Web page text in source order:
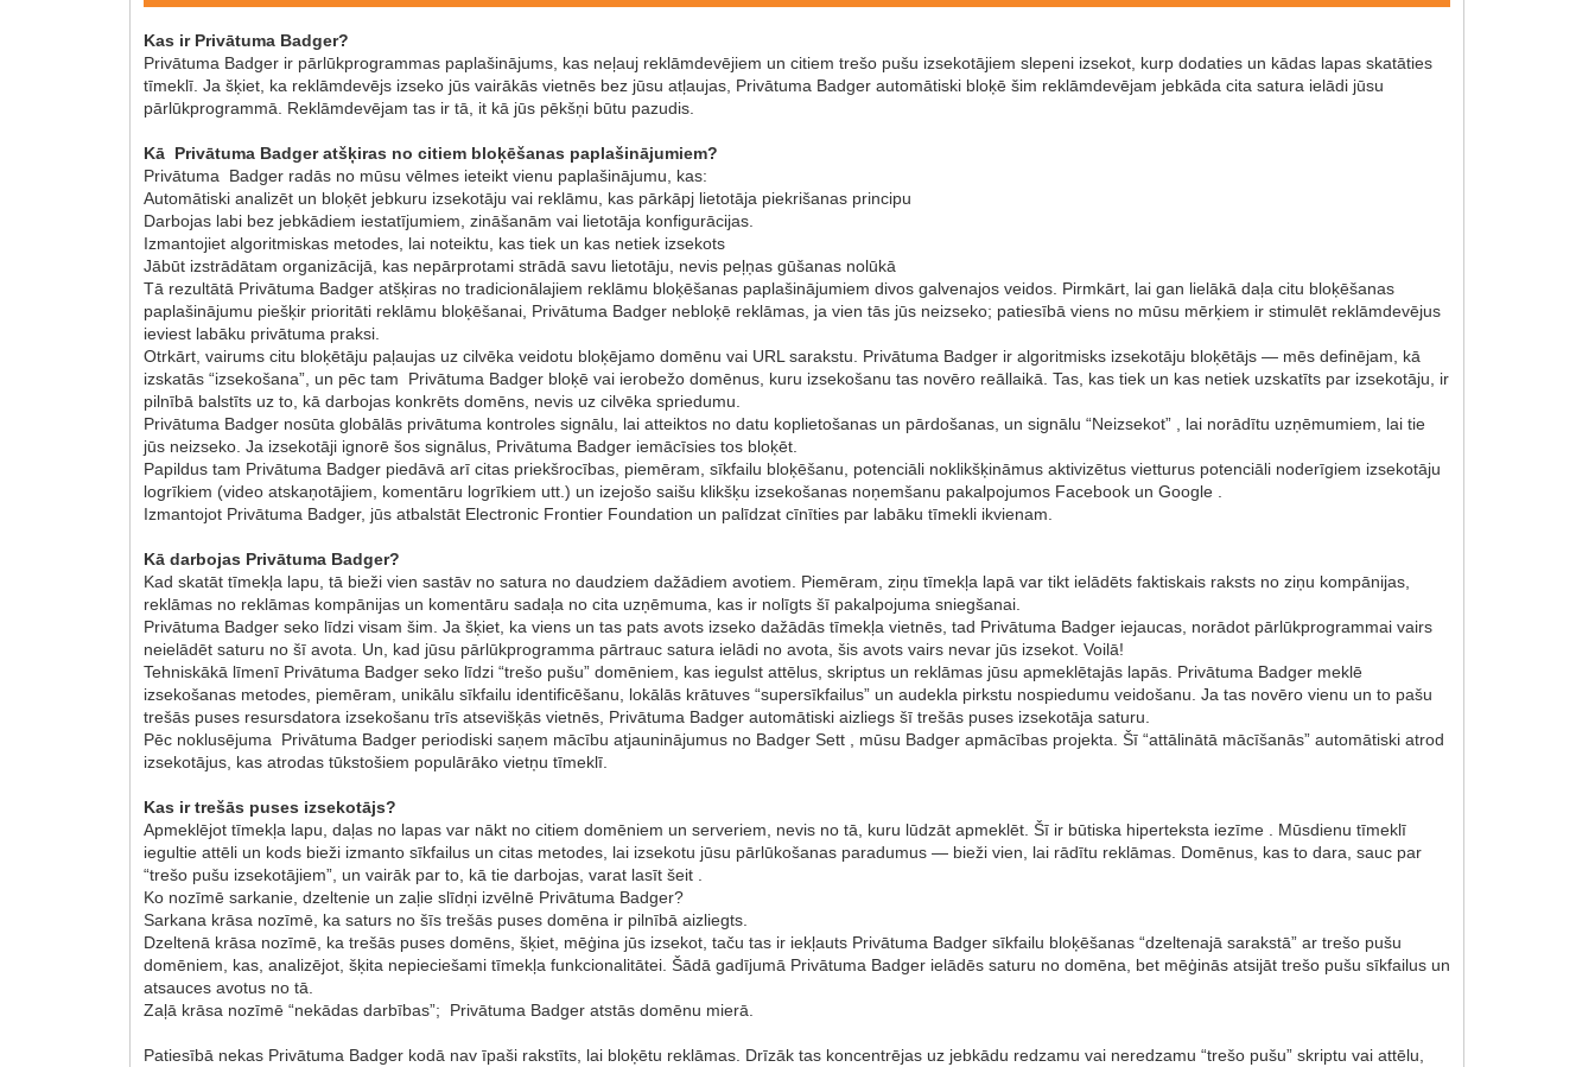
Kas ir Privātuma Badger?
Privātuma Badger ir pārlūkprogrammas paplašinājums, kas neļauj reklāmdevējiem un citiem trešo pušu izsekotājiem slepeni izsekot, kurp dodaties un kādas lapas skatāties
tīmeklī. Ja šķiet, ka reklāmdevējs izseko jūs vairākās vietnēs bez jūsu atļaujas, Privātuma Badger automātiski bloķē šim reklāmdevējam jebkāda cita satura ielādi jūsu
pārlūkprogrammā. Reklāmdevējam tas ir tā, it kā jūs pēkšņi būtu pazudis.
Kā Privātuma Badger atšķiras no citiem bloķēšanas paplašinājumiem?
Privātuma Badger radās no mūsu vēlmes ieteikt vienu paplašinājumu, kas:
Automātiski analizēt un bloķēt jebkuru izsekotāju vai reklāmu, kas pārkāpj lietotāja piekrišanas principu
Darbojas labi bez jebkādiem iestatījumiem, zināšanām vai lietotāja konfigurācijas.
Izmantojiet algoritmiskas metodes, lai noteiktu, kas tiek un kas netiek izsekots
Jābūt izstrādātam organizācijā, kas nepārprotami strādā savu lietotāju, nevis peļņas gūšanas nolūkā
Tā rezultātā Privātuma Badger atšķiras no tradicionālajiem reklāmu bloķēšanas paplašinājumiem divos galvenajos veidos. Pirmkārt, lai gan lielākā daļa citu bloķēšanas
paplašinājumu piešķir prioritāti reklāmu bloķēšanai, Privātuma Badger nebloķē reklāmas, ja vien tās jūs neizseko; patiesībā viens no mūsu mērķiem ir stimulēt reklāmdevējus
ieviest labāku privātuma praksi.
Otrkārt, vairums citu bloķētāju paļaujas uz cilvēka veidotu bloķējamo domēnu vai URL sarakstu. Privātuma Badger ir algoritmisks izsekotāju bloķētājs — mēs definējam, kā
izskatās “izsekošana”, un pēc tam Privātuma Badger bloķē vai ierobežo domēnus, kuru izsekošanu tas novēro reāllaikā. Tas, kas tiek un kas netiek uzskatīts par izsekotāju, ir
pilnībā balstīts uz to, kā darbojas konkrēts domēns, nevis uz cilvēka spriedumu.
Privātuma Badger nosūta globālās privātuma kontroles signālu, lai atteiktos no datu koplietošanas un pārdošanas, un signālu “Neizsekot” , lai norādītu uzņēmumiem, lai tie
jūs neizseko. Ja izsekotāji ignorē šos signālus, Privātuma Badger iemācīsies tos bloķēt.
Papildus tam Privātuma Badger piedāvā arī citas priekšrocības, piemēram, sīkfailu bloķēšanu, potenciāli noklikšķināmus aktivizētus vietturus potenciāli noderīgiem izsekotāju
logrīkiem (video atskaņotājiem, komentāru logrīkiem utt.) un izejošo saišu klikšķu izsekošanas noņemšanu pakalpojumos Facebook un Google .
Izmantojot Privātuma Badger, jūs atbalstāt Electronic Frontier Foundation un palīdzat cīnīties par labāku tīmekli ikvienam.
Kā darbojas Privātuma Badger?
Kad skatāt tīmekļa lapu, tā bieži vien sastāv no satura no daudziem dažādiem avotiem. Piemēram, ziņu tīmekļa lapā var tikt ielādēts faktiskais raksts no ziņu kompānijas,
reklāmas no reklāmas kompānijas un komentāru sadaļa no cita uzņēmuma, kas ir nolīgts šī pakalpojuma sniegšanai.
Privātuma Badger seko līdzi visam šim. Ja šķiet, ka viens un tas pats avots izseko dažādās tīmekļa vietnēs, tad Privātuma Badger iejaucas, norādot pārlūkprogrammai vairs
neielādēt saturu no šī avota. Un, kad jūsu pārlūkprogramma pārtrauc satura ielādi no avota, šis avots vairs nevar jūs izsekot. Voilā!
Tehniskākā līmenī Privātuma Badger seko līdzi “trešo pušu” domēniem, kas iegulst attēlus, skriptus un reklāmas jūsu apmeklētajās lapās. Privātuma Badger meklē
izsekošanas metodes, piemēram, unikālu sīkfailu identificēšanu, lokālās krātuves “supersīkfailus” un audekla pirkstu nospiedumu veidošanu. Ja tas novēro vienu un to pašu
trešās puses resursdatora izsekošanu trīs atsevišķās vietnēs, Privātuma Badger automātiski aizliegs šī trešās puses izsekotāja saturu.
Pēc noklusējuma Privātuma Badger periodiski saņem mācību atjauninājumus no Badger Sett , mūsu Badger apmācības projekta. Šī “attālinātā mācīšanās” automātiski atrod
izsekotājus, kas atrodas tūkstošiem populārāko vietņu tīmeklī.
Kas ir trešās puses izsekotājs?
Apmeklējot tīmekļa lapu, daļas no lapas var nākt no citiem domēniem un serveriem, nevis no tā, kuru lūdzāt apmeklēt. Šī ir būtiska hiperteksta iezīme . Mūsdienu tīmeklī
iegultie attēli un kods bieži izmanto sīkfailus un citas metodes, lai izsekotu jūsu pārlūkošanas paradumus — bieži vien, lai rādītu reklāmas. Domēnus, kas to dara, sauc par
“trešo pušu izsekotājiem”, un vairāk par to, kā tie darbojas, varat lasīt šeit .
Ko nozīmē sarkanie, dzeltenie un zaļie slīdņi izvēlnē Privātuma Badger?
Sarkana krāsa nozīmē, ka saturs no šīs trešās puses domēna ir pilnībā aizliegts.
Dzeltenā krāsa nozīmē, ka trešās puses domēns, šķiet, mēģina jūs izsekot, taču tas ir iekļauts Privātuma Badger sīkfailu bloķēšanas “dzeltenajā sarakstā” ar trešo pušu
domēniem, kas, analizējot, šķita nepieciešami tīmekļa funkcionalitātei. Šādā gadījumā Privātuma Badger ielādēs saturu no domēna, bet mēģinās atsijāt trešo pušu sīkfailus un
atsauces avotus no tā.
Zaļā krāsa nozīmē “nekādas darbības”; Privātuma Badger atstās domēnu mierā.
Patiesībā nekas Privātuma Badger kodā nav īpaši rakstīts, lai bloķētu reklāmas. Drīzāk tas koncentrējas uz jebkādu redzamu vai neredzamu “trešo pušu” skriptu vai attēlu,